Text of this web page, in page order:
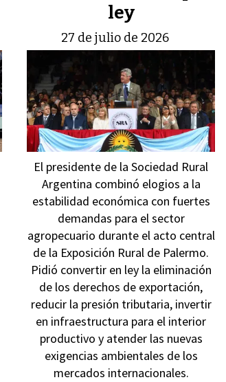
ley
27 de julio de 2026
El presidente de la Sociedad Rural
Argentina combinó elogios a la
estabilidad económica con fuertes
demandas para el sector
agropecuario durante el acto central
de la Exposición Rural de Palermo.
Pidió convertir en ley la eliminación
de los derechos de exportación,
reducir la presión tributaria, invertir
en infraestructura para el interior
productivo y atender las nuevas
exigencias ambientales de los
mercados internacionales.